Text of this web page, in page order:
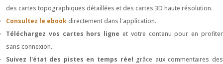
des cartes topographiques détaillées et des cartes 3D haute résolution.
Consultez le ebookdirectement dans l'application.
Téléchargez vos cartes hors ligne et votre contenu pour en profiter
sans connexion.
Suivez l'état des pistes en temps réel grâce aux commentaires des